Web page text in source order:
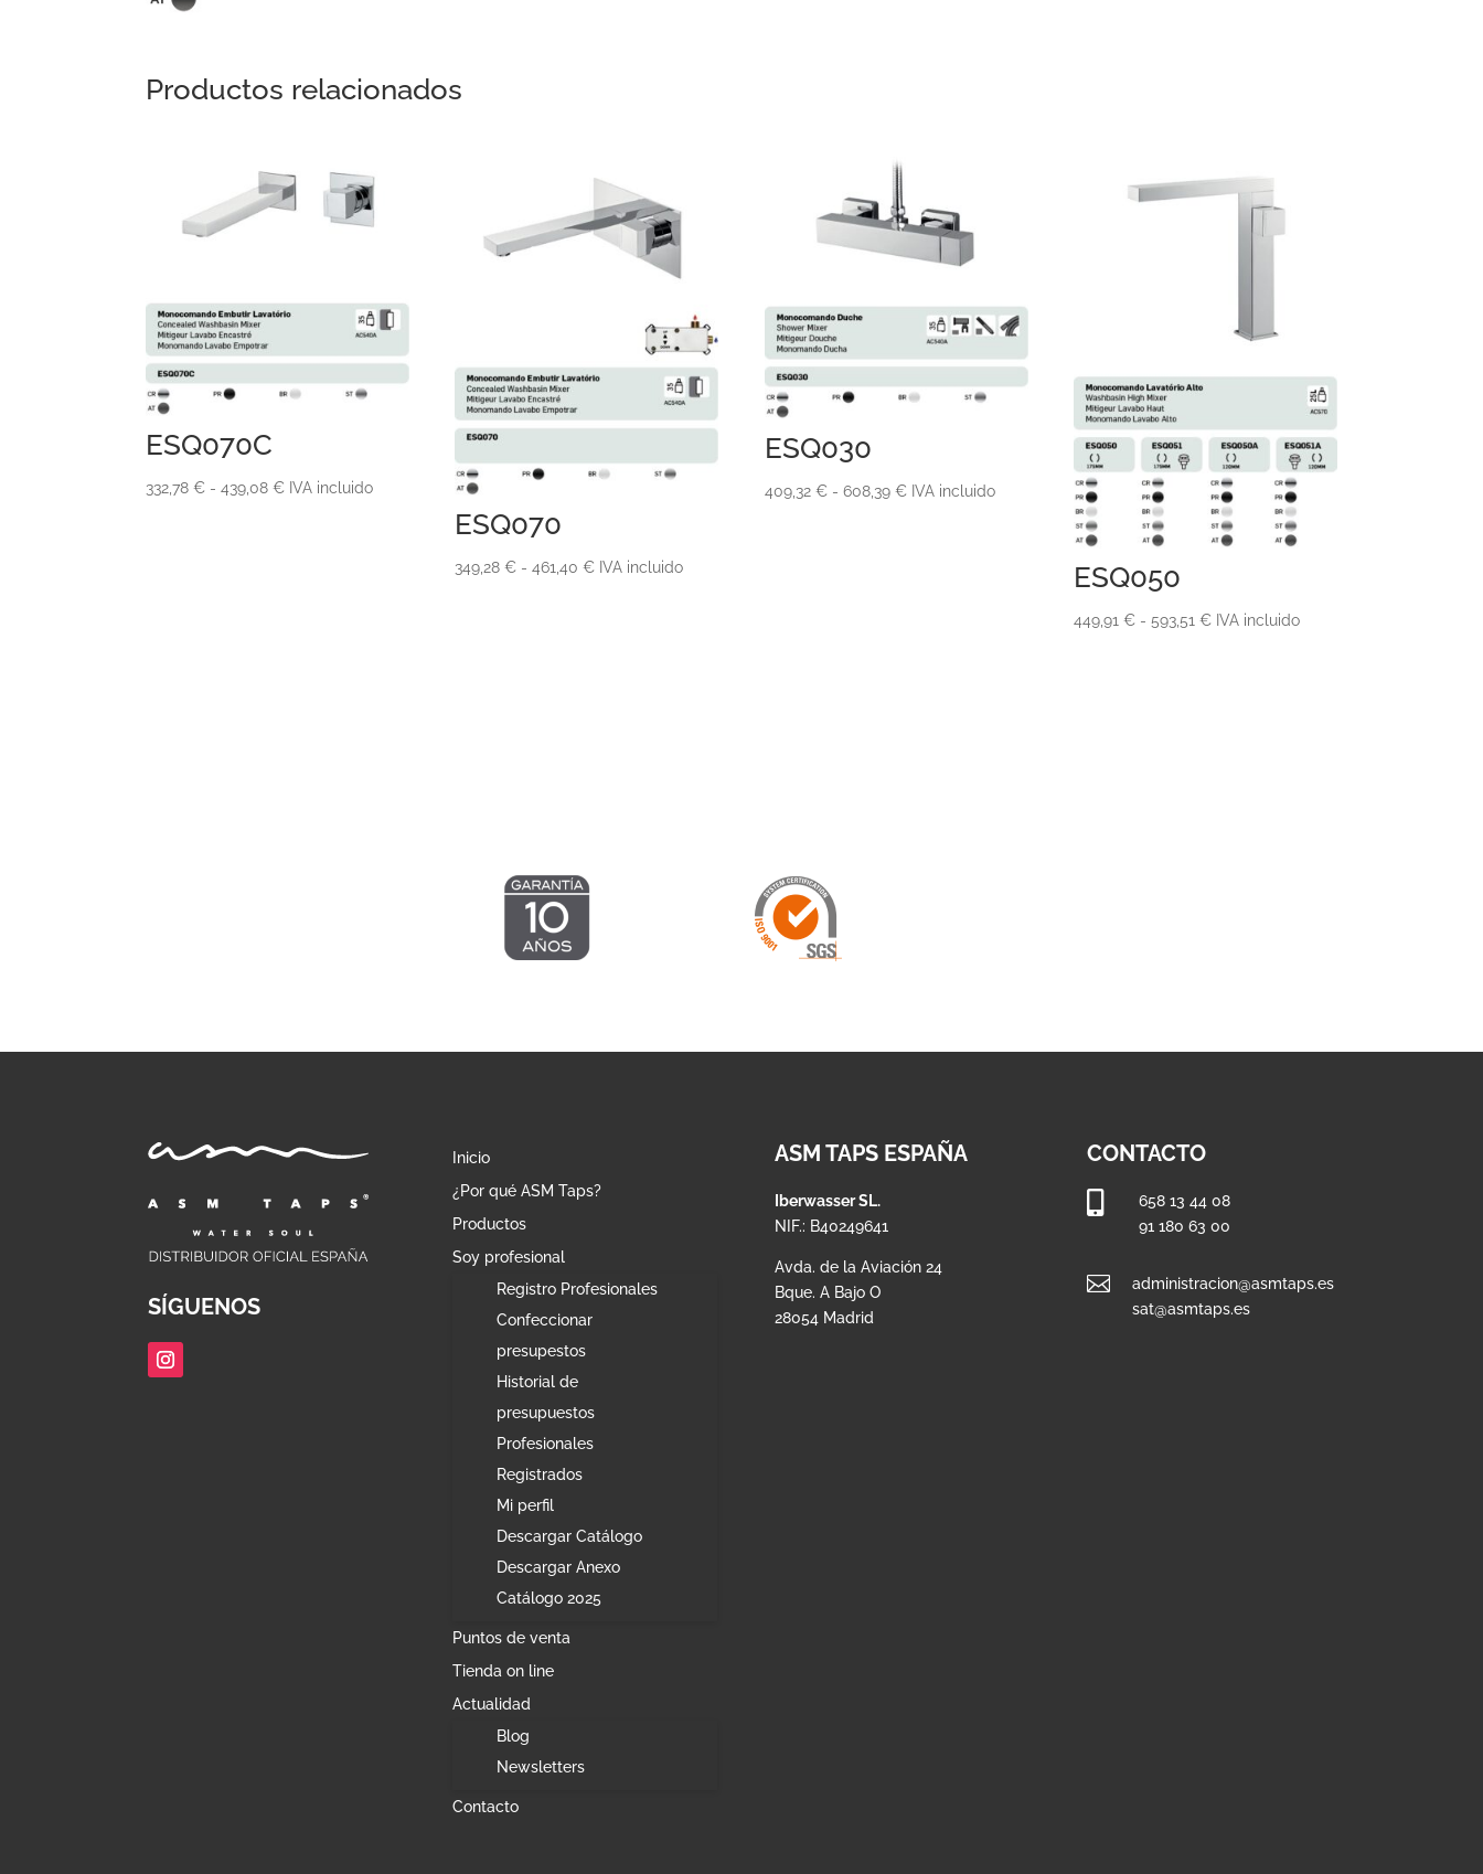
Productos relacionados
ESQ070C
332,78 € - 439,08 €Rango
IVA incluido
ESQ070
349,28€ - 461,40€Rango
IVA incluido
ESQ030
409,32 € - 608,39 €Rango
IVA incluido
ESQ050
449,91 € - 593,51 €Rango
IVA incluido
SÍGUENOS
Inicio
¿Por qué ASM Taps?
Productos
Soy profesional
Registro Profesionales
Confeccionar
presupestos
Historial de
presupuestos
Profesionales
Registrados
Mi perfil
Descargar Catálogo
Descargar Anexo
Catálogo 2025
Puntos de venta
Tienda on line
Actualidad
Blog
Newsletters
Contacto
ASM TAPS ESPAÑA
Iberwasser SL.
NIF.: B40249641
Avda. de la Aviación 24
Bque. A Bajo O
28054 Madrid
CONTACTO
658 13 44 08
91 180 63 00

administracion@asmtaps.es
sat@asmtaps.es